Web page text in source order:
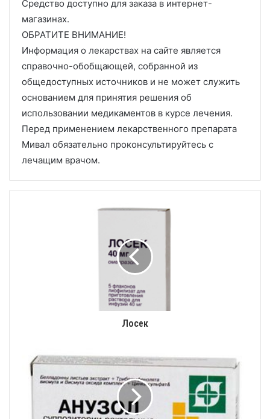
Средство доступно для заказа в интернет-
магазинах.
ОБРАТИТЕ ВНИМАНИЕ!
Информация о лекарствах на сайте является
справочно-обобщающей, собранной из
общедоступных источников и не может служить
основанием для принятия решения об
использовании медикаментов в курсе лечения.
Перед применением лекарственного препарата
Мивал обязательно проконсультируйтесь с
лечащим врачом.
Лосек